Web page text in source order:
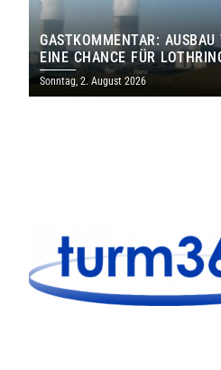
GASTKOMMENTAR:
EINE CHANCE FÜR
SAARLAND
Sonntag, 2. August 2026